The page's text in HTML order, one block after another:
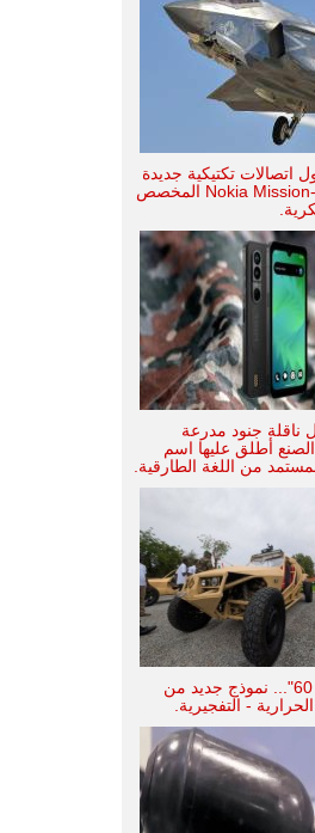
اتصالات تكتيكية جديدة
مع هاتف Nokia Mission-Safe المخصص
جنود مدرعة
أطلق عليها اسم
من اللغة الطارقية.
القنبلة "آر جي 60"... نموذج جديد من
- التفجيرية.